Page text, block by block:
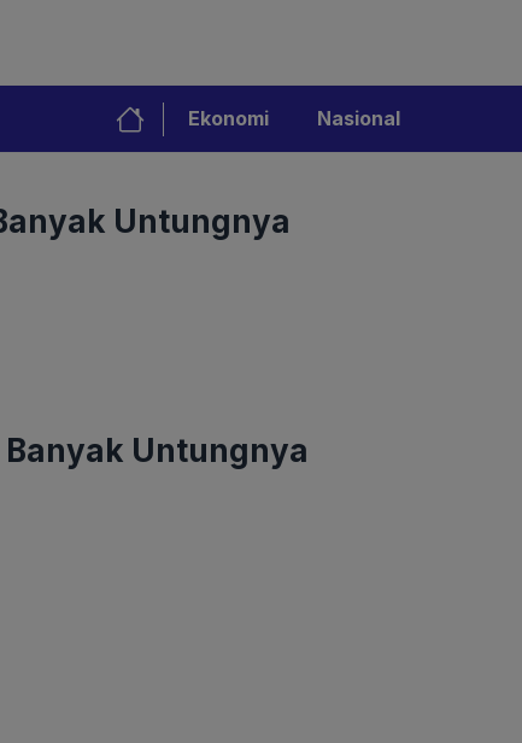
Ekonomi Nasional
Untungnya
Untungnya